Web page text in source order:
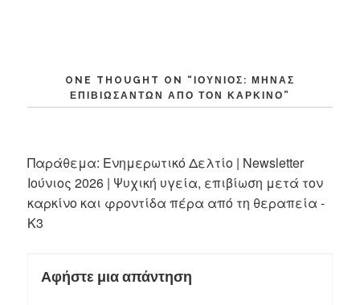
ONE THOUGHT ON “ ΙΟΎΝΙΟΣ: ΜΉΝΑΣ
ΕΠΙΒΙΩΣΆΝΤΩΝ ΑΠΌ ΤΟΝ ΚΑΡΚΊΝΟ ”
Παράθεμα: Ενημερωτικό Δελτίο | Newsletter
Ιούνιος 2026 | Ψυχική υγεία, επιβίωση μετά τον
καρκίνο και φροντίδα πέρα από τη θεραπεία -
K3
Αφήστε μια απάντηση